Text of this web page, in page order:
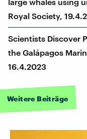
Royal Society,
Scientists Discover
the Galápagos
16.4.2023
Weitere Beiträge